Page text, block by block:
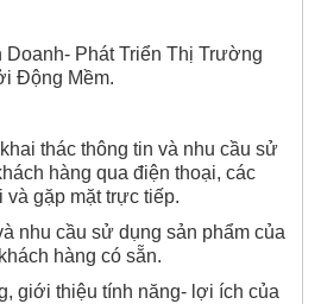
Phát Triển Thị Trường
Động Mềm.
thác thông tin và nhu cầu sử
hàng qua điện thoại, các
và gặp mặt trực tiếp.
nhu cầu sử dụng sản phẩm của
hàng có sẵn.
giới thiệu tính năng- lợi ích của